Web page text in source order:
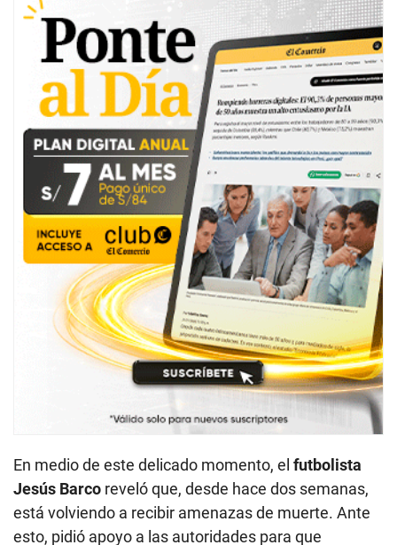
En medio de este delicado momento, el futbolista
Jesús Barco reveló que, desde hace dos semanas,
está volviendo a recibir amenazas de muerte. Ante
esto, pidió apoyo a las autoridades para que